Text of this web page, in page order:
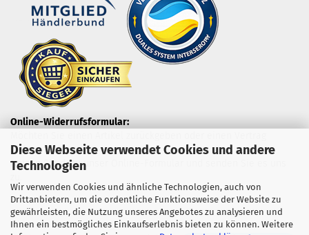
Diese Webseite verwendet Cookies und andere
Technologien
Wir verwenden Cookies und ähnliche Technologien, auch von
Drittanbietern, um die ordentliche Funktionsweise der Website zu
gewährleisten, die Nutzung unseres Angebotes zu analysieren und
Ihnen ein bestmögliches Einkaufserlebnis bieten zu können. Weitere
Online-Widerrufsformular:
widerrufen?
Nutzen Sie dazu unser Online-Formular und senden Sie es uns